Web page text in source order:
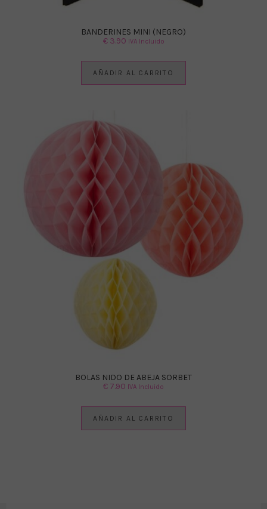
BANDERINES MINI (NEGRO)
€3.90 IVA Incluido
AÑADIR AL CARRITO
BOLAS NIDO DE ABEJA SORBET
€ 7.90 IVA Incluido
AÑADIR AL CARRITO